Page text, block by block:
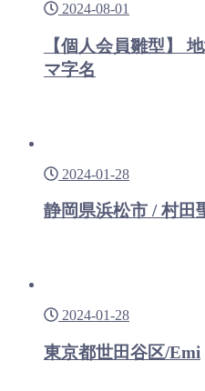
2024-08-01
【個人会員雛型】
マ字名
2024-01-28
静岡県浜松市 / 村
2024-01-28
東京都世田谷区/Emi